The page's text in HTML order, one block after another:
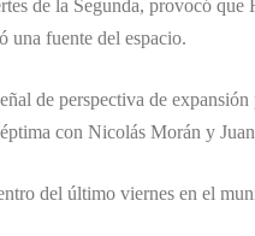
de la Segunda, provocó
una fuente del espacio.
de perspectiva de
con Nicolás Morán y
del último viernes en el